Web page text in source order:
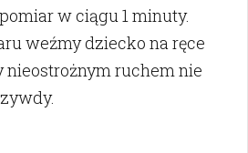
w ciągu 1 minuty.
weźmy dziecko na ręce
nieostrożnym ruchem nie